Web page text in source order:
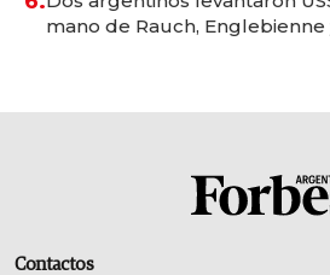
mano de Rauch, Englebienne
Contactos